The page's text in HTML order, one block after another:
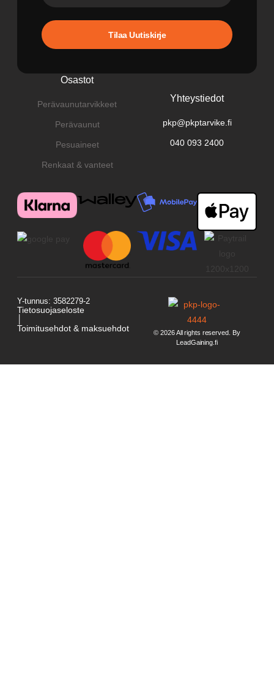
Tilaa Uutiskirje
Osastot
Perävaunutarvikkeet
Perävaunut
Pesuaineet
Renkaat & vanteet
Yhteystiedot
pkp@pkptarvike.fi
040 093 2400
© 2026 All rights reserved. By
LeadGaining.fi
Y-tunnus: 3582279-2
Tietosuojaseloste
Toimitusehdot & maksuehdot